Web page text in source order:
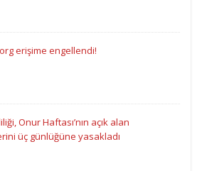
erişime engellendi!
Onur Haftası’nın açık alan
üç günlüğüne yasakladı